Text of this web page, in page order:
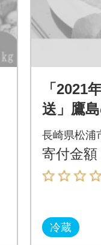
「2021
送」鷹
タイ(約
長崎県松浦
寄付金額
冷蔵